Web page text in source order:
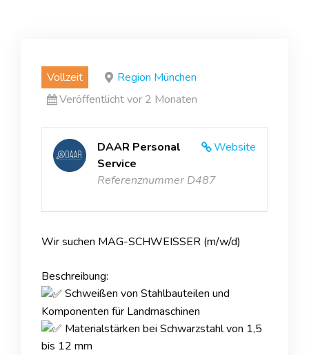
Vollzeit
Region München
Veröffentlicht vor 2 Monaten
Website
DAAR Personal
Service
Referenznummer D487
Wir suchen MAG-SCHWEISSER (m/w/d)
Beschreibung:
Schweißen von Stahlbauteilen und
Komponenten für Landmaschinen
Materialstärken bei Schwarzstahl von 1,5
bis 12 mm